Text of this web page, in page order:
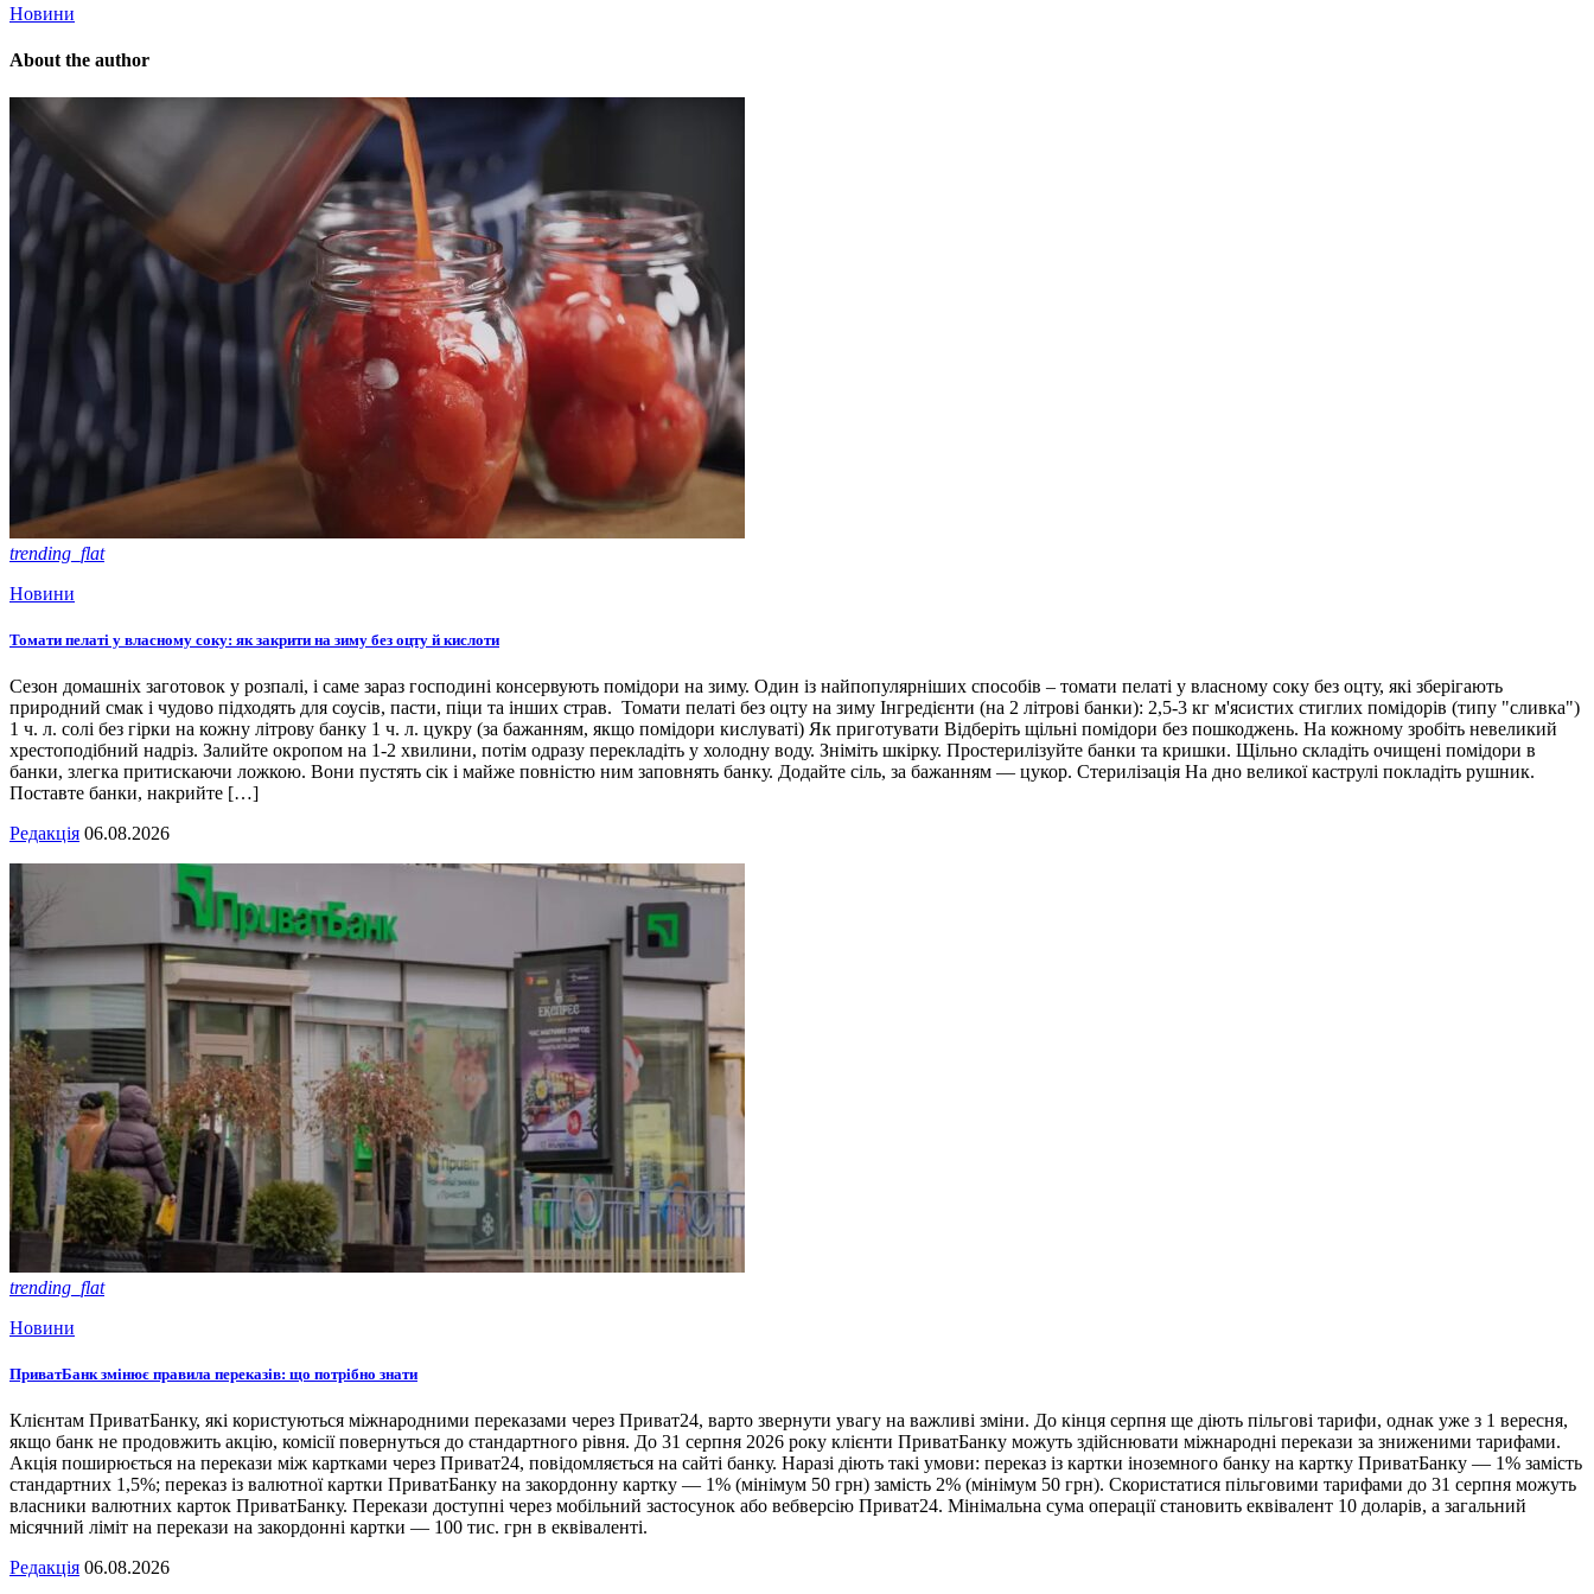
Новини
About the author
trending_flat
Новини
Томати пелаті у власному соку: як закрити на зиму без оцту й кислоти
Сезон домашніх заготовок у розпалі, і саме зараз господині консервують помідори на зиму. Один із найпопулярніших способів – томати пелаті у власному соку без оцту, які зберігають
природний смак і чудово підходять для соусів, пасти, піци та інших страв. Томати пелаті без оцту на зиму Інгредієнти (на 2 літрові банки): 2,5-3 кг м'ясистих стиглих помідорів (типу "сливка")
1 ч. л. солі без гірки на кожну літрову банку 1 ч. л. цукру (за бажанням, якщо помідори кислуваті) Як приготувати Відберіть щільні помідори без пошкоджень. На кожному зробіть невеликий
хрестоподібний надріз. Залийте окропом на 1-2 хвилини, потім одразу перекладіть у холодну воду. Зніміть шкірку. Простерилізуйте банки та кришки. Щільно складіть очищені помідори в
банки, злегка притискаючи ложкою. Вони пустять сік і майже повністю ним заповнять банку. Додайте сіль, за бажанням — цукор. Стерилізація На дно великої каструлі покладіть рушник.
Поставте банки, накрийте […]
Редакція 06.08.2026
trending_flat
Новини
ПриватБанк змінює правила переказів: що потрібно знати
Клієнтам ПриватБанку, які користуються міжнародними переказами через Приват24, варто звернути увагу на важливі зміни. До кінця серпня ще діють пільгові тарифи, однак уже з 1 вересня,
якщо банк не продовжить акцію, комісії повернуться до стандартного рівня. До 31 серпня 2026 року клієнти ПриватБанку можуть здійснювати міжнародні перекази за зниженими тарифами.
Акція поширюється на перекази між картками через Приват24, повідомляється на сайті банку. Наразі діють такі умови: переказ із картки іноземного банку на картку ПриватБанку — 1% замість
стандартних 1,5%; переказ із валютної картки ПриватБанку на закордонну картку — 1% (мінімум 50 грн) замість 2% (мінімум 50 грн). Скористатися пільговими тарифами до 31 серпня можуть
власники валютних карток ПриватБанку. Перекази доступні через мобільний застосунок або вебверсію Приват24. Мінімальна сума операції становить еквівалент 10 доларів, а загальний
місячний ліміт на перекази на закордонні картки — 100 тис. грн в еквіваленті.
Редакція 06.08.2026